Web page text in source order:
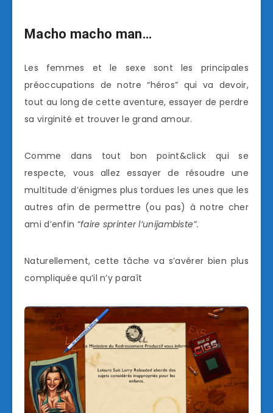
Macho macho man…
Les femmes et le sexe sont les principales
préoccupations de notre “héros” qui va devoir,
tout au long de cette aventure, essayer de perdre
sa virginité et trouver le grand amour.
Comme dans tout bon point&click qui se
respecte, vous allez essayer de résoudre une
multitude d’énigmes plus tordues les unes que les
autres afin de permettre (ou pas) à notre cher
ami d’enfin “faire sprinter l’unijambiste”.
Naturellement, cette tâche va s’avérer bien plus
compliquée qu’il n’y paraît